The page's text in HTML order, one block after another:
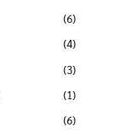
(6)
(4)
(3)
(1)
(6)